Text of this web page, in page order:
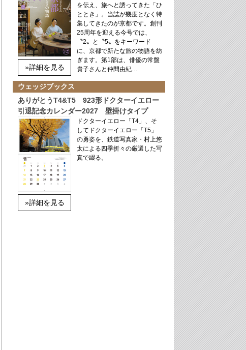
»詳細を見る
を伝え、旅へと誘ってきた「ひ
ととき」。当誌が幾度となく特
集してきたのが京都です。創刊
25周年を迎える今号では、
〝2〟と〝5〟をキーワード
に、京都で新たな旅の物語を紡
ぎます。第1部は、俳優の常盤
貴子さんと仲間由紀…
ウェッジブックス
ありがとうT4&T5 923形ドクターイエロー
引退記念カレンダー2027 壁掛けタイプ
»詳細を見る
ドクターイエロー「T4」、そ
してドクターイエロー「T5」
の勇姿を、鉄道写真家・村上悠
太による四季折々の厳選した写
真で綴る。